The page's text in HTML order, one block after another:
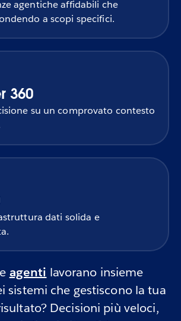
agentiche affidabili che
a scopi specifici.
360
su un comprovato contesto
dati solida e
agenti lavorano insieme
sistemi che gestiscono la tua
Decisioni più veloci,